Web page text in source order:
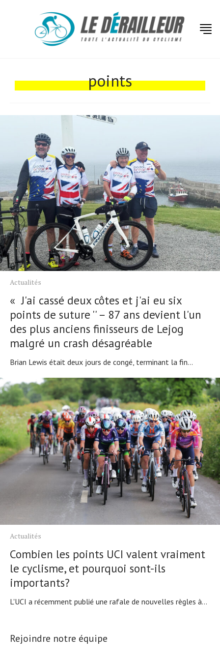
points
Actualités
« J'ai cassé deux côtes et j'ai eu six
points de suture '' – 87 ans devient l'un
des plus anciens finisseurs de Lejog
malgré un crash désagréable
Brian Lewis était deux jours de congé, terminant la fin...
Actualités
Combien les points UCI valent vraiment
le cyclisme, et pourquoi sont-ils
importants?
L'UCI a récemment publié une rafale de nouvelles règles à...
Rejoindre notre équipe
Actualités
Tests de produits
Conseils
Tendances
Tous nos articles
À propos